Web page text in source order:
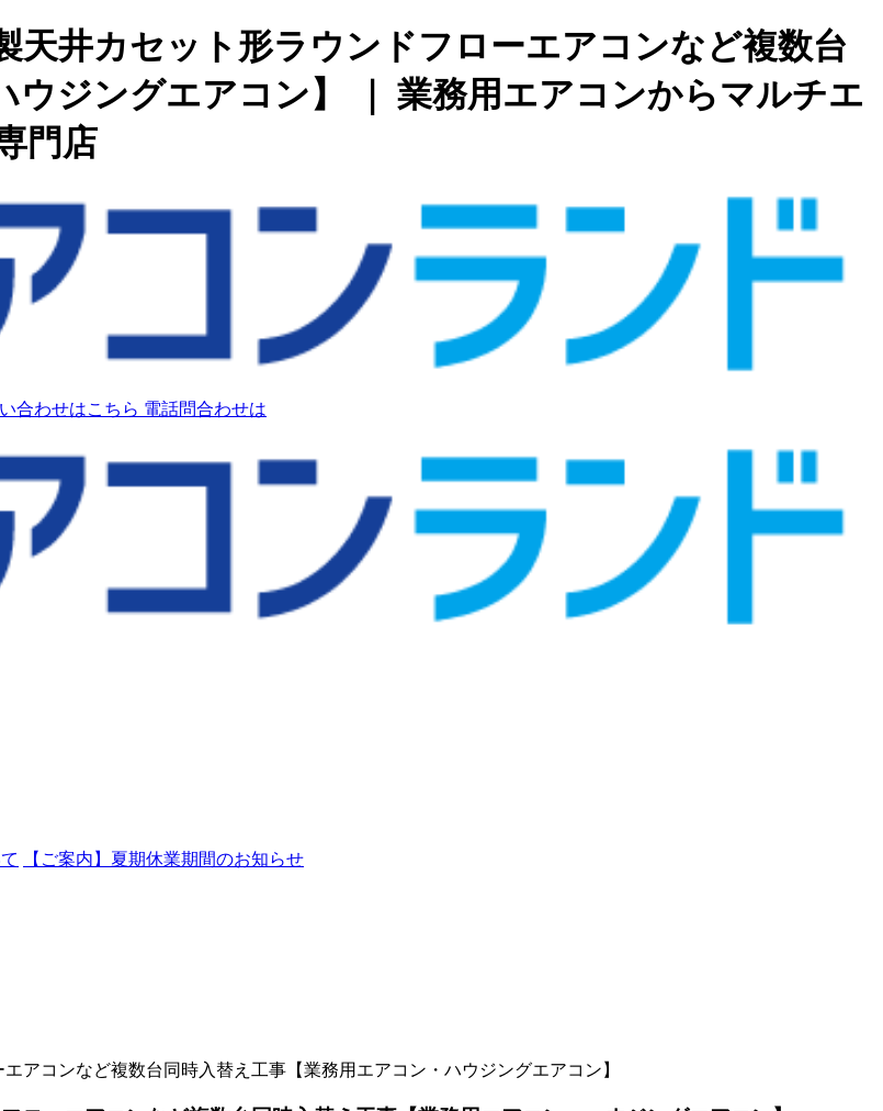
天井カセット形ラウンドフローエアコンなど複数台
ウジングエアコン】 ｜ 業務用エアコンからマルチエ
門店
電話問合わせは
【ご案内】夏期休業期間のお知らせ
アコンなど複数台同時入替え工事【業務用エアコン・ハウジングエアコン】